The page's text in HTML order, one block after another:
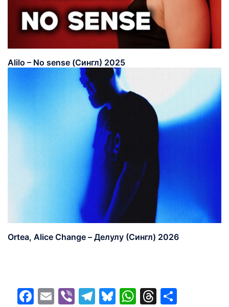
Alilo – No sense (Сингл) 2025
Ortea, Alice Change – Делулу (Сингл) 2026
Facebook
EmailViberTelegram
Bluesky
WhatsApp
Threads